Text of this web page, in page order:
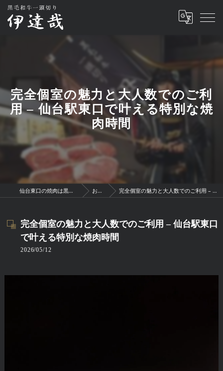
完全個室の魅力と大人数でのご利
用 – 仙台駅東口で叶える特別な焼
肉時間
仙台東口の焼肉は黒毛和牛一頭切り 伊達哉 お知らせ 完全個室の魅力と大人数でのご利用 – 仙台駅東口で叶える特別な焼肉時間
完全個室の魅力と大人数でのご利用 – 仙台駅東口
で叶える特別な焼肉時間
2026/05/12